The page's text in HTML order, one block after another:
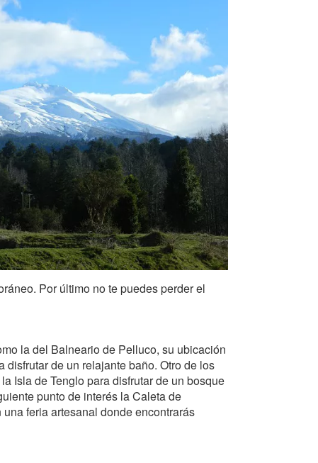
Por último no te puedes perder el
la del Balneario de Pelluco, su ubicación
de un relajante baño. Otro de los
Isla de Tenglo para disfrutar de un bosque
punto de interés la Caleta de
feria artesanal donde encontrarás